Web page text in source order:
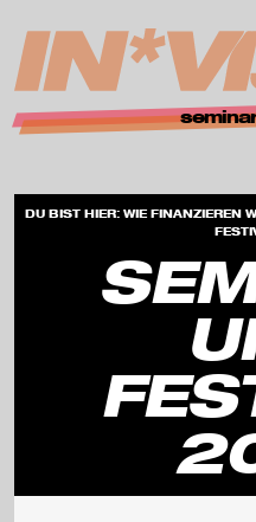
zur Navigation springen
DU BIST HIER: WIE FINANZIEREN